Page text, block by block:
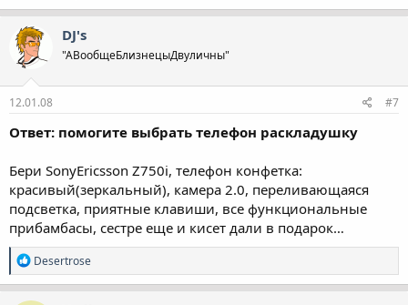
DJ's
"АВообщеБлизнецыДвуличны"
12.01.08 #7
Ответ: помогите выбрать телефон раскладушку
Бери SonyEricsson Z750i, телефон конфетка:
красивый(зеркальный), камера 2.0, переливающаяся
подсветка, приятные клавиши, все функциональные
прибамбасы, сестре еще и кисет дали в подарок…
Р
е
а
Desertrose